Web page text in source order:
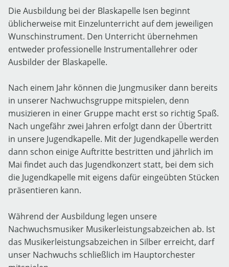
Die Ausbildung bei der Blaskapelle Isen beginnt
üblicherweise mit Einzelunterricht auf dem jeweiligen
Wunschinstrument. Den Unterricht übernehmen
entweder professionelle Instrumentallehrer oder
Ausbilder der Blaskapelle.
Nach einem Jahr können die Jungmusiker dann bereits
in unserer Nachwuchsgruppe mitspielen, denn
musizieren in einer Gruppe macht erst so richtig Spaß.
Nach ungefähr zwei Jahren erfolgt dann der Übertritt
in unsere Jugendkapelle. Mit der Jugendkapelle werden
dann schon einige Auftritte bestritten und jährlich im
Mai findet auch das Jugendkonzert statt, bei dem sich
die Jugendkapelle mit eigens dafür eingeübten Stücken
präsentieren kann.
Während der Ausbildung legen unsere
Nachwuchsmusiker Musikerleistungsabzeichen ab. Ist
das Musikerleistungsabzeichen in Silber erreicht, darf
unser Nachwuchs schließlich im Hauptorchester